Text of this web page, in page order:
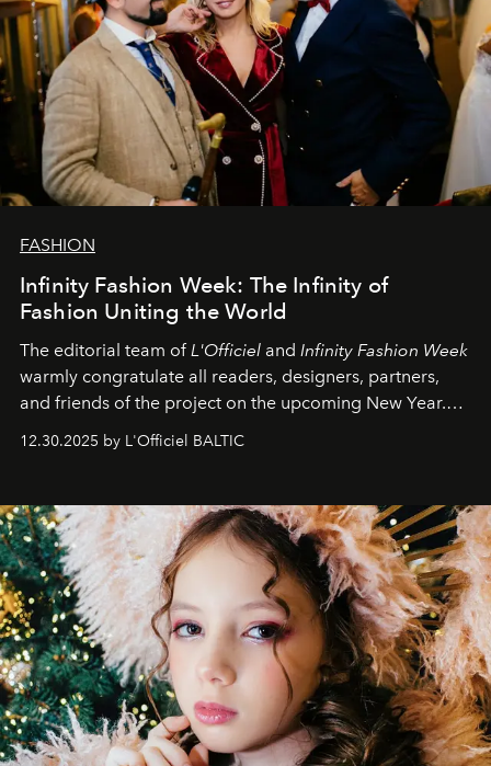
FASHION
Infinity Fashion Week: The Infinity of
Fashion Uniting the World
The editorial team of L'Officiel and Infinity Fashion Week
warmly congratulate all readers, designers, partners,
and friends of the project on the upcoming New Year.
achievements.
12.30.2025 by L'Officiel BALTIC